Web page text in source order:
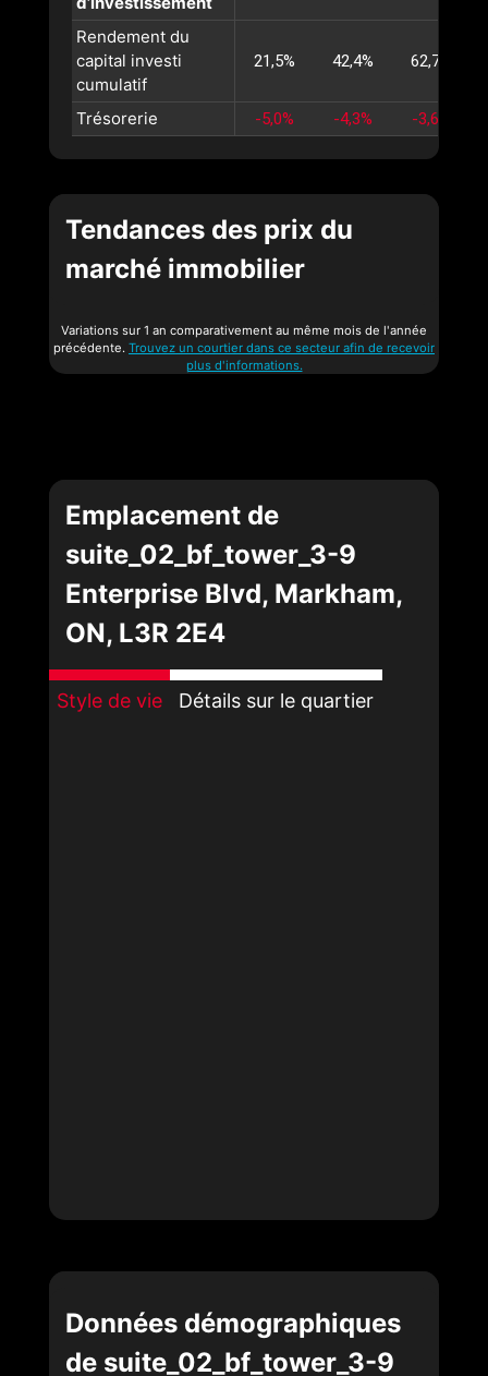
Rendement du
capital investi
cumulatif
21,5% 42,4% 62,7%
Trésorerie -5,0% -4,3% -3,6%
Tendances des prix du
marché immobilier
Variations sur 1 an comparativement au même mois de l'année
précédente. Trouvez un courtier dans ce secteur afin de recevoir
plus d'informations.
Emplacement de
suite_02_bf_tower_3-9
Enterprise Blvd, Markham,
ON, L3R 2E4
Style de vie Détails sur le quartier
Données démographiques
de suite_02_bf_tower_3-9